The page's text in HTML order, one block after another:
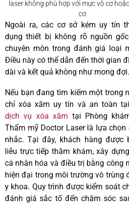
laser không phù hợp với mực vô cơ
cơ.
Ngoài ra, các cơ sở kém uy tín
dụng thiết bị không rõ nguồn
chuyên môn trong đánh giá loại
Điều này có thể dẫn đến thời gian
dài và kết quả không như mong đợi.
Nếu bạn đang tìm kiếm một trong
chỉ xóa xăm uy tín và an toàn tại
dịch vụ xóa xăm tại Phòng
Thẩm mỹ Doctor Laser là lựa chọn
nhắc. Tại đây, khách hàng được
liễu trực tiếp thăm khám, xây
cá nhân hóa và điều trị bằng công
hiện đại trong môi trường vô trùng
y khoa. Quy trình được kiểm soát
đánh giá sắc tố đến chăm sóc